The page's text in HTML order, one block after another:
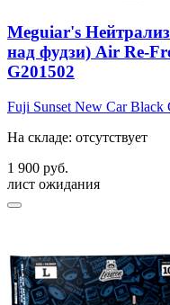
Meguiar's
над фудзи) Air Re-
G201502
Fuji Sunset New CarBlack
На складе: отсутствует
1 900 руб.
лист ожидания